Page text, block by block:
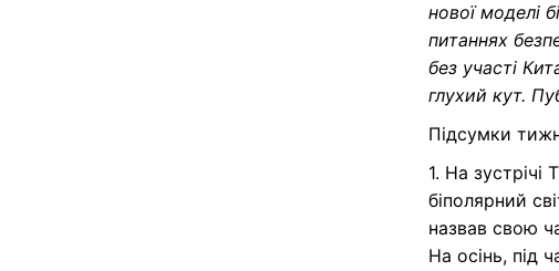
нової моделі
питаннях
без участі
глухий кут.
Підсумки
1. На
біполярний
назвав свою
На осінь, під